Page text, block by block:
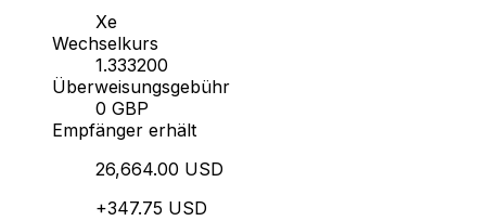
Xe
Wechselkurs
1.333200
Überweisungsgebühr
0 GBP
Empfänger erhält
26,664.00 USD
+347.75 USD